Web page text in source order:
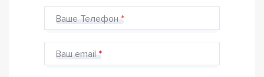
Ваше Телефон
Ваш email